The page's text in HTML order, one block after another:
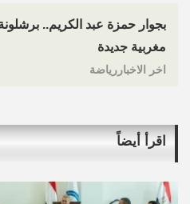
بجوار حمزة عبد الكريم..
مغربية جديدة
اخر الاخباررياضة
اقرأ أيضاً